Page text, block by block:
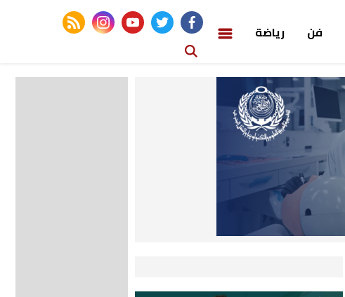
فن رياضة
facebook
twitter
youtube
instagram
rss feed